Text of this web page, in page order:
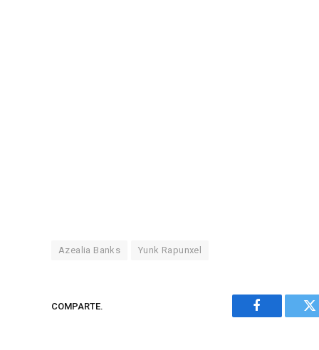
Azealia Banks Yunk Rapunxel
COMPARTE.
Facebook